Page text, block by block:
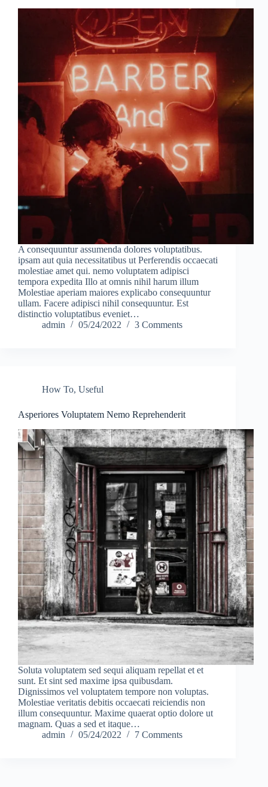
A consequuntur assumenda dolores voluptatibus.
ipsam aut quia necessitatibus ut Perferendis occaecati
molestiae amet qui. nemo voluptatem adipisci
tempora expedita Illo at omnis nihil harum illum
Molestiae aperiam maiores explicabo consequuntur
ullam. Facere adipisci nihil consequuntur. Est
distinctio voluptatibus eveniet…
admin
05/24/2022 3 Comments
How To, Useful
Asperiores Voluptatem Nemo Reprehenderit
Soluta voluptatem sed sequi aliquam repellat et et
sunt. Et sint sed maxime ipsa quibusdam.
Dignissimos vel voluptatem tempore non voluptas.
Molestiae veritatis debitis occaecati reiciendis non
illum consequuntur. Maxime quaerat optio dolore ut
magnam. Quas a sed et itaque…
admin
05/24/2022 7 Comments